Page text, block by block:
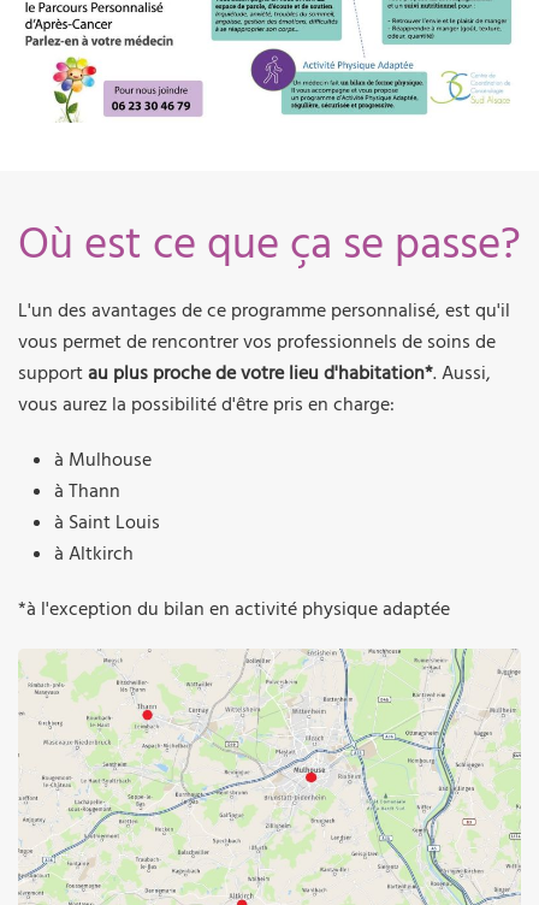
Où est ce que ça se passe?
L'un des avantages de ce programme personnalisé, est qu'il
vous permet de rencontrer vos professionnels de soins de
supportau plus proche de votre lieu d'habitation*. Aussi,
vous aurez la possibilité d'être pris en charge:
à Mulhouse
à Thann
à Saint Louis
à Altkirch
*à l'exception du bilan en activité physique adaptée